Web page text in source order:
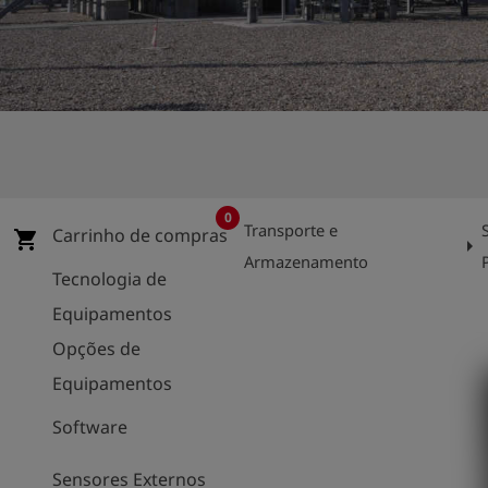
shopping_cart Carrinho de compras
0
Tecnologia de
Equipamentos
Opções de
Equipamentos
Software
Sensores Externos
Transporte e
Armazenamento
arrow_right